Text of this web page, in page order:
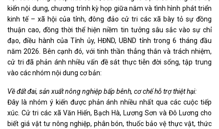
kiến nội dung, chương trình kỳ họp giữa năm và tình hình phát triển
kinh tế – xã hội của tỉnh, đông đảo cử tri các xã bày tỏ sự đồng
thuận cao, đồng thời thể hiện niềm tin tưởng sâu sắc vào sự chỉ
đạo, điều hành của Tỉnh ủy, HĐND, UBND tỉnh trong 6 tháng đầu
năm 2026. Bên cạnh đó, với tinh thần thẳng thắn và trách nhiệm,
cử tri đã phản ánh nhiều vấn đề sát thực tiễn đời sống, tập trung
vào các nhóm nội dung cơ bản:
Về đất đai, sản xuất nông nghiệp bấp bênh, cơ chế hỗ trợ thiệt hại:
Đây là nhóm ý kiến được phản ánh nhiều nhất qua các cuộc tiếp
xúc. Cử tri các xã Văn Hiến, Bạch Hà, Lương Sơn và Đô Lương cho
biết giá vật tư nông nghiệp, phân bón, thuốc bảo vệ thực vật, thức